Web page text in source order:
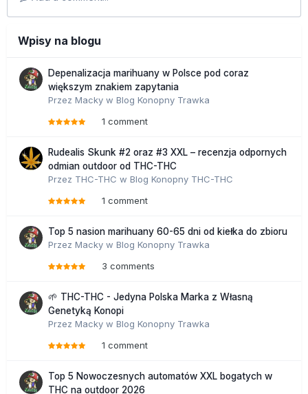
Wpisy na blogu
Depenalizacja marihuany w Polsce pod coraz
większym znakiem zapytania
Przez Macky w Blog Konopny Trawka
1 comment
Rudealis Skunk #2 oraz #3 XXL – recenzja odpornych
odmian outdoor od THC-THC
Przez THC-THC w Blog Konopny THC-THC
1 comment
Top 5 nasion marihuany 60-65 dni od kiełka do zbioru
Przez Macky w Blog Konopny Trawka
3 comments
🌱 THC-THC - Jedyna Polska Marka z Własną
Genetyką Konopi
Przez Macky w Blog Konopny Trawka
1 comment
Top 5 Nowoczesnych automatów XXL bogatych w
THC na outdoor 2026